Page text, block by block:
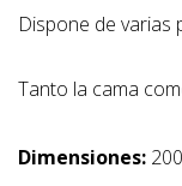
Dispone de varias
Tanto la cama
Dimensiones: